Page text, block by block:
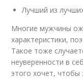
Лучший из
Многие мужчины
характеристики,
Такое тоже
неуверенности в
этого хочет,